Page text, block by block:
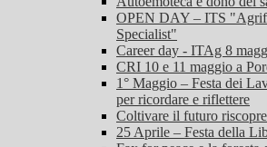
OPEN DAY – ITS
Specialist"
Career day - ITAg 8
CRI 10 e 11 maggio a
1° Maggio – Festa dei
per ricordare e riflettere
Coltivare il futuro
25 Aprile – Festa della